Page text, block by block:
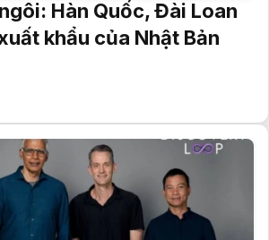
Hàn Quốc, Đài Loan
khẩu của Nhật Bản